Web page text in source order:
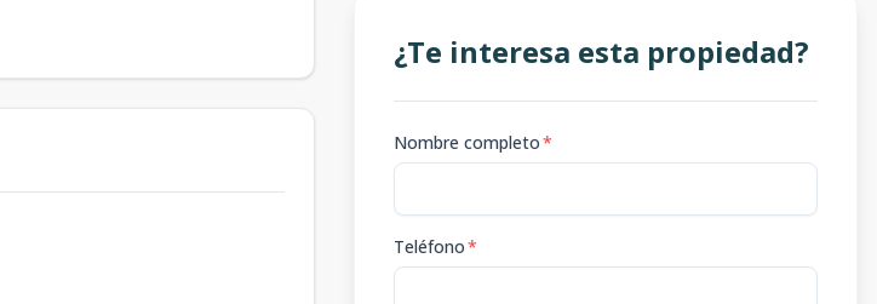
¿Te interesa esta propiedad?
Nombre completo*
Teléfono*